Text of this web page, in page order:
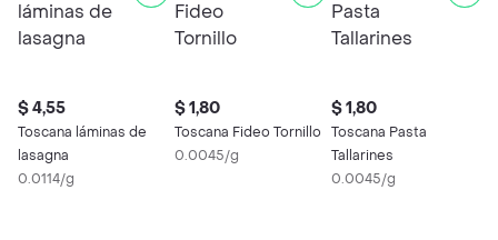
$ 4,55
Toscana láminas de
lasagna
0.0114/g
$ 1,80
Toscana Fideo Tornillo
0.0045/g
$ 1,80
Toscana Pasta
Tallarines
0.0045/g